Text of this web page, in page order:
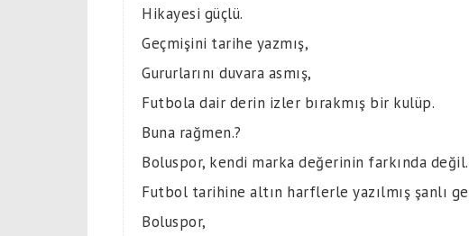
Hikayesi güçlü.
Geçmişini tarihe yazmış,
Gururlarını duvara asmış,
Futbola dair derin izler bırakmış bir kulüp.
Buna rağmen.?
Boluspor, kendi marka değerinin farkında değil.
Futbol tarihine altın harflerle yazılmış şanlı
Boluspor,